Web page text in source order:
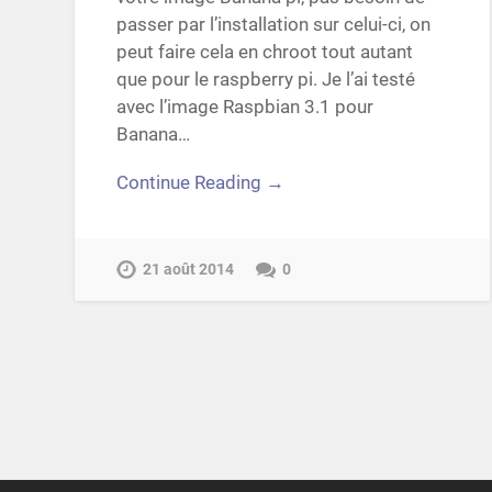
passer par l’installation sur celui-ci, on
peut faire cela en chroot tout autant
que pour le raspberry pi. Je l’ai testé
avec l’image Raspbian 3.1 pour
Banana…
Continue Reading →
21 août 2014 0